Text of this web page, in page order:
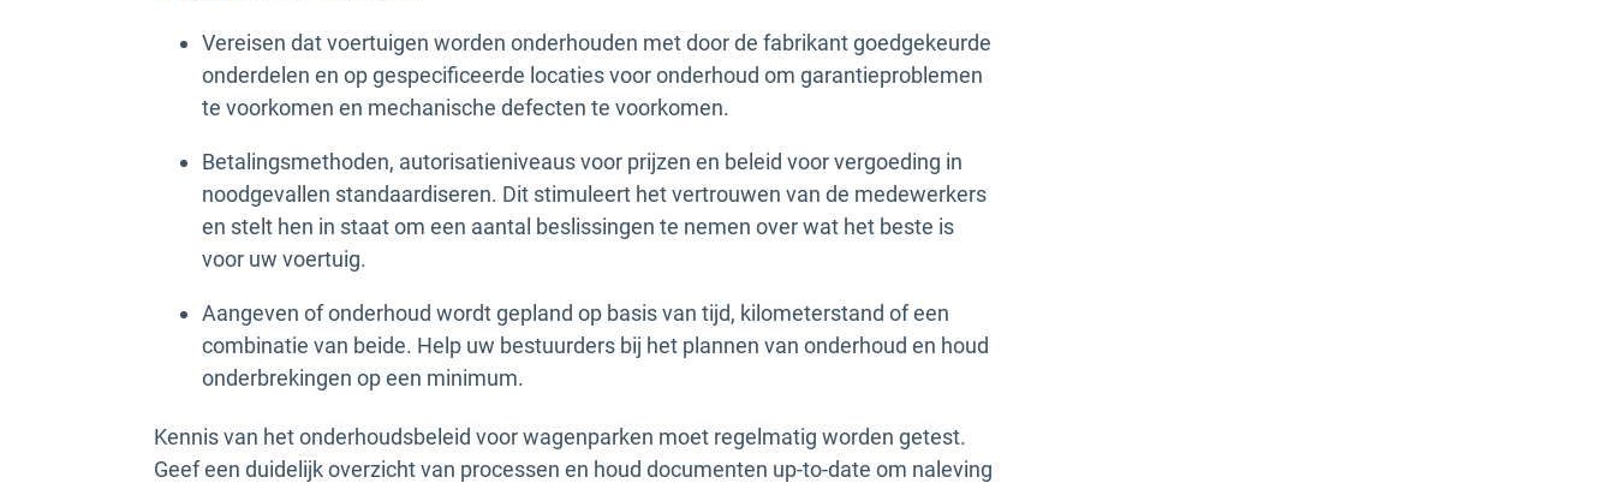
Vereisen dat voertuigen worden onderhouden met door de fabrikant goedgekeurde
onderdelen en op gespecificeerde locaties voor onderhoud om garantieproblemen
te voorkomen en mechanische defecten te voorkomen.
Betalingsmethoden, autorisatieniveaus voor prijzen en beleid voor vergoeding in
noodgevallen standaardiseren. Dit stimuleert het vertrouwen van de medewerkers
en stelt hen in staat om een aantal beslissingen te nemen over wat het beste is
voor uw voertuig.
Aangeven of onderhoud wordt gepland op basis van tijd, kilometerstand of een
combinatie van beide. Help uw bestuurders bij het plannen van onderhoud en houd
onderbrekingen op een minimum.
Kennis van het onderhoudsbeleid voor wagenparken moet regelmatig worden getest.
Geef een duidelijk overzicht van processen en houd documenten up-to-date om naleving